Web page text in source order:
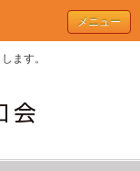
メニュー
ます。